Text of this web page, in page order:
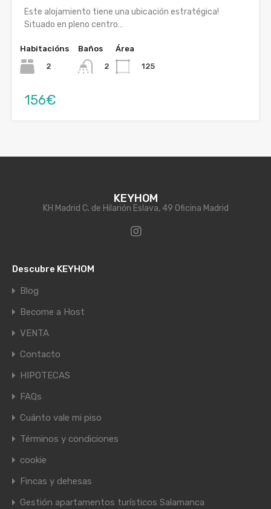
Este alojamiento tiene una ubicación estratégica!
Situado en pleno centro…
Habitacións
2
Baños
2
Área
125
156€
KEYHOM
KH Madrid C. de Hilarión Eslava, 49 Oficina Madrid
Descubre KEYHOM
Blog
Become a Host
VENTA
Contacto
HIPOTECAS
FAQs
Cuánto vale mi piso
Términos y condiciones
cookie
Fincas y dehesas
Gestión apartamentos turísticos Salamanca